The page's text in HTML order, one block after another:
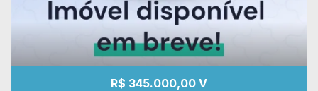
R$ 345.000,00 V